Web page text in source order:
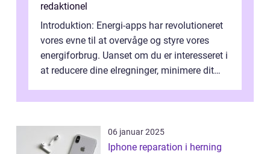
redaktionel
Introduktion: Energi-apps har revolutioneret
vores evne til at overvåge og styre vores
energiforbrug. Uanset om du er interesseret i
at reducere dine elregninger, minimere dit
06 januar 2025
Iphone reparation i herning